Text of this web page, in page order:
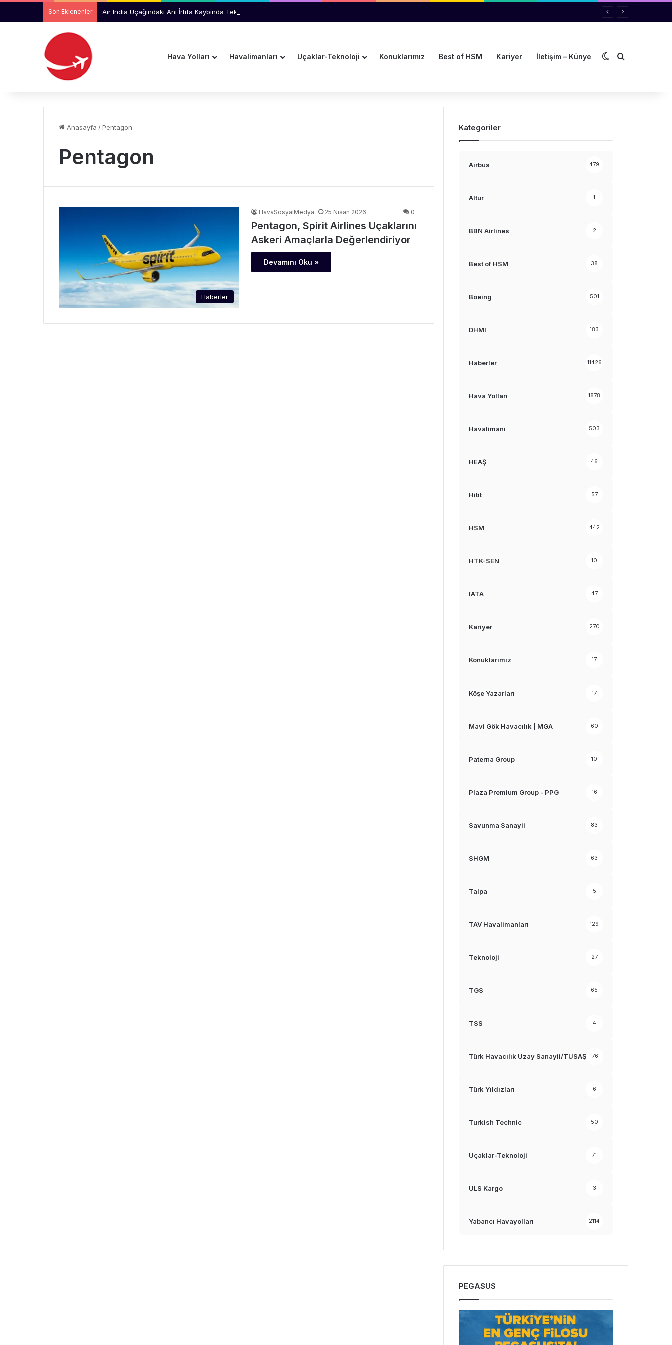
Son Eklenenler Air India Uçağındaki Ani İrtifa Kaybında Teknik Arıza İhtimali İnceleniyor
Hava Yolları Havalimanları Uçaklar-Teknoloji Konuklarımız Best of HSM Kariyer İletişim – Künye Dış görünümü
Arama yap
Anasayfa /Pentagon
Pentagon
Haberler
HavaSosyalMedya 25 Nisan 2026 0
Pentagon, Spirit Airlines Uçaklarını
Askeri Amaçlarla Değerlendiriyor
Devamını Oku »
Kategoriler
Airbus 479
Altur 1
BBN Airlines 2
Best of HSM 38
Boeing 501
DHMI 183
Haberler 11426
Hava Yolları 1878
Havalimanı 503
HEAŞ 46
Hitit 57
HSM 442
HTK-SEN 10
IATA 47
Kariyer 270
Konuklarımız 17
Köşe Yazarları 17
Mavi Gök Havacılık | MGA 60
Paterna Group 10
Plaza Premium Group - PPG 16
Savunma Sanayii 83
SHGM 63
Talpa 5
TAV Havalimanları 129
Teknoloji 27
TGS 65
TSS 4
Türk Havacılık Uzay Sanayii/TUSAŞ 76
Türk Yıldızları 6
Turkish Technic 50
Uçaklar-Teknoloji 71
ULS Kargo 3
Yabancı Havayolları 2114
PEGASUS